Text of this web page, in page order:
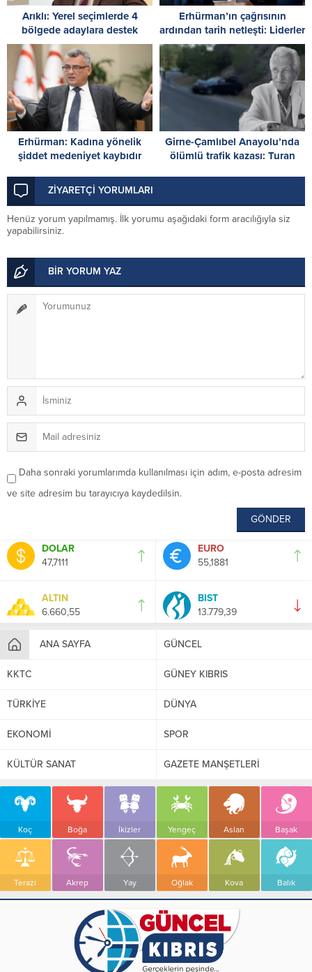
DOLAR
47,7111
EURO
55,1881
ALTIN
6.660,55
BIST
13.779,39
ANA SAYFA GÜNCEL
KKTC GÜNEY KIBRIS
TÜRKİYE DÜNYA
EKONOMİ SPOR
KÜLTÜR SANAT GAZETE MANŞETLERİ
Koç Boğa İkizler Yengeç Aslan Başak
Terazi Akrep Yay Oğlak Kova Balık
Arıklı: Yerel seçimlerde 4
bölgede adaylara destek
planlıyoruz; nihai karar Parti
Meclisi’nde
Erhürman’ın çağrısının
ardından tarih netleşti: Liderler
26 Ağustos’ta buluşuyor
Erhürman: Kadına yönelik
şiddet medeniyet kaybıdır
Girne-Çamlıbel Anayolu’nda
ölümlü trafik kazası: Turan
ZİYARETÇİ YORUMLARI
Henüz yorum yapılmamış. İlk yorumu aşağıdaki form aracılığıyla siz
yapabilirsiniz.
BİR YORUM YAZ
Daha sonraki yorumlarımda kullanılması için adım, e-posta adresim
ve site adresim bu tarayıcıya kaydedilsin.